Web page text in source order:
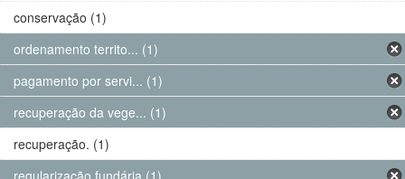
conservação (1)
ordenamento territo... (1)
pagamento por servi... (1)
recuperação da vege... (1)
recuperação. (1)
regularização fundária (1)